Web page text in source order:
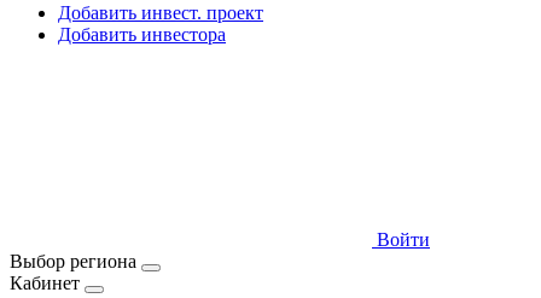
Добавить инвест. проект
Добавить инвестора
Войти
Выбор региона
Кабинет